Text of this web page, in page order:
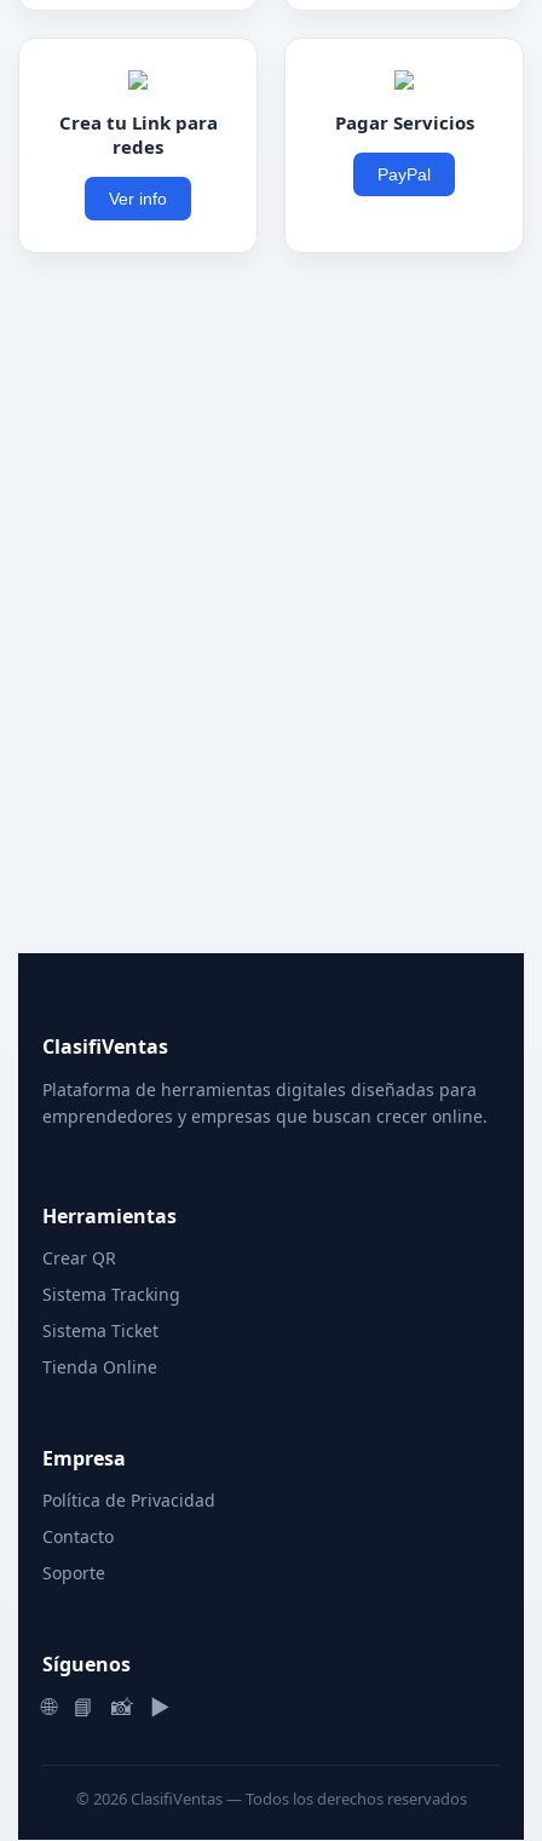
Crea tu Link para
redes
Ver info
Pagar Servicios
PayPal
ClasifiVentas
Plataforma de herramientas digitales diseñadas para
emprendedores y empresas que buscan crecer online.
Herramientas
Crear QR
Sistema Tracking
Sistema Ticket
Tienda Online
Empresa
Política de Privacidad
Contacto
Soporte
Síguenos
🌐 📘 📸 ▶
© 2026 ClasifiVentas — Todos los derechos reservados